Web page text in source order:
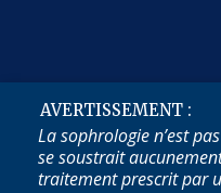
AVERTISSEMENT :
La sophrologie n’est
se soustrait
traitement prescrit par